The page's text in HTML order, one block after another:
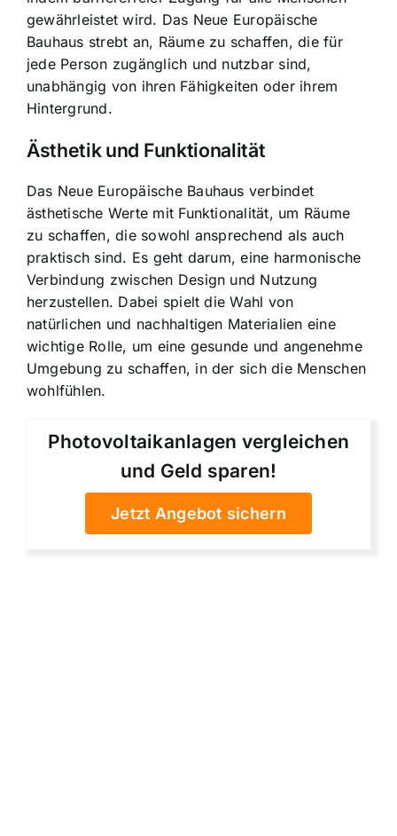
gewährleistet wird. Das Neue Europäische
Bauhaus strebt an, Räume zu schaffen, die für
jede Person zugänglich und nutzbar sind,
unabhängig von ihren Fähigkeiten oder ihrem
Hintergrund.
Ästhetik und Funktionalität
Das Neue Europäische Bauhaus verbindet
ästhetische Werte mit Funktionalität, um Räume
zu schaffen, die sowohl ansprechend als auch
praktisch sind. Es geht darum, eine harmonische
Verbindung zwischen Design und Nutzung
herzustellen. Dabei spielt die Wahl von
natürlichen und nachhaltigen Materialien eine
wichtige Rolle, um eine gesunde und angenehme
Umgebung zu schaffen, in der sich die Menschen
wohlfühlen.
Photovoltaikanlagen vergleichen
und Geld sparen!
Jetzt Angebot sichern